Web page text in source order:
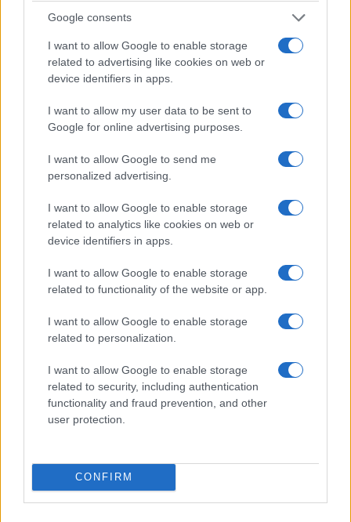
Google consents
I want to allow Google to enable storage
related to advertising like cookies on web or
device identifiers in apps.
I want to allow my user data to be sent to
Google for online advertising purposes.
I want to allow Google to send me
personalized advertising.
I want to allow Google to enable storage
related to analytics like cookies on web or
device identifiers in apps.
I want to allow Google to enable storage
related to functionality of the website or app.
I want to allow Google to enable storage
related to personalization.
I want to allow Google to enable storage
related to security, including authentication
functionality and fraud prevention, and other
user protection.
CONFIRM
Έφυγε από τη ζωή ο Λάκης Χαλκιάς – Από τις
σπουδαιότερες μορφές του ελληνικού
τραγουδιού